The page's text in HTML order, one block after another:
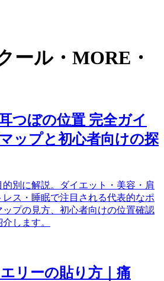
ール・MORE・
つぼの位置 完全ガイ
ップと初心者向けの探
別に解説。ダイエット・美容・肩
ス・睡眠で注目される代表的なポ
ップの見方、初心者向けの位置確認
します。
リーの貼り方｜痛